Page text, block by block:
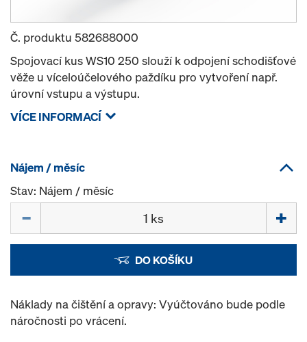
Č. produktu 582688000
Spojovací kus WS10 250 slouží k odpojení schodišťové
věže u víceloúčelového paždíku pro vytvoření např.
úrovní vstupu a výstupu.
VÍCE INFORMACÍ
Nájem / měsíc
Stav: Nájem / měsíc
DO KOŠÍKU
Náklady na čištění a opravy: Vyúčtováno bude podle
náročnosti po vrácení.